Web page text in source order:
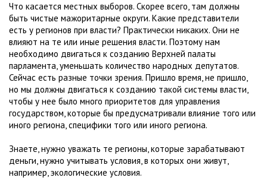
Что касается местных выборов. Скорее всего, там должны
быть чистые мажоритарные округи. Какие представители
есть у регионов при власти? Практически никаких. Они не
влияют на те или иные решения власти. Поэтому нам
необходимо двигаться к созданию Верхней палаты
парламента, уменьшать количество народных депутатов.
Сейчас есть разные точки зрения. Пришло время, не пришло,
но мы должны двигаться к созданию такой системы власти,
чтобы у нее было много приоритетов для управления
государством, которые бы предусматривали влияние того или
иного региона, специфики того или иного региона.
Знаете, нужно уважать те регионы, которые зарабатывают
деньги, нужно учитывать условия, в которых они живут,
например, экологические условия.